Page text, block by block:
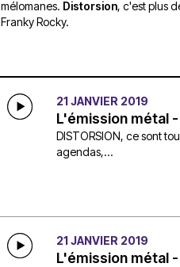
mélomanes. Distorsion, c'est plus
Franky Rocky.
21 JANVIER 2019
L'émission métal
DISTORSION, ce sont
agendas,...
21 JANVIER 2019
L'émission métal